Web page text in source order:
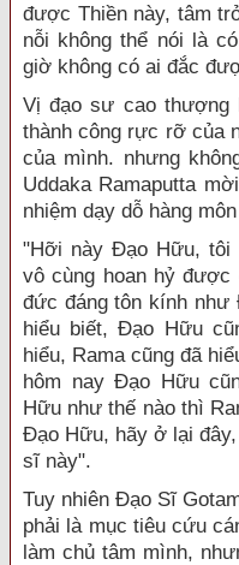
được Thiền này, tâm
nỗi không thể nói là
giờ không có ai đắc
Vị đạo sư cao
thành công rực rỡ của
của mình. nhưng
Uddaka Ramaputta
nhiệm dạy dỗ hàng
"Hỡi này Đạo Hữu, tôi
vô cùng hoan hỷ được
đức đáng tôn kính như
hiểu biết, Đạo Hữu
hiểu, Rama cũng đã
hôm nay Đạo Hữu
Hữu như thế nào thì
Đạo Hữu, hãy ở lại
sĩ này".
Tuy nhiên Đạo Sĩ
phải là mục tiêu cứu
làm chủ tâm mình,